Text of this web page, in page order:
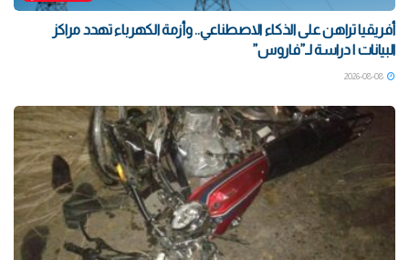
أفريقيا تراهن على الذكاء الاصطناعي.. وأزمة الكهرباء تهدد مراكز
البيانات | دراسة لـ”فاروس”